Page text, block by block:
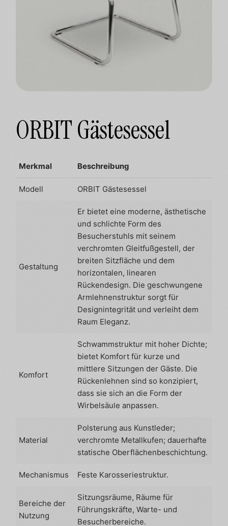
ORBIT Gästesessel
Merkmal Beschreibung
Modell ORBIT Gästesessel
Gestaltung
Er bietet eine moderne, ästhetische
und schlichte Form des
Besucherstuhls mit seinem
verchromten Gleitfußgestell, der
breiten Sitzfläche und dem
horizontalen, linearen
Rückendesign. Die geschwungene
Armlehnenstruktur sorgt für
Designintegrität und verleiht dem
Raum Eleganz.
Komfort
Schwammstruktur mit hoher Dichte;
bietet Komfort für kurze und
mittlere Sitzungen der Gäste. Die
Rückenlehnen sind so konzipiert,
dass sie sich an die Form der
Wirbelsäule anpassen.
Material
Polsterung aus Kunstleder;
verchromte Metallkufen; dauerhafte
statische Oberflächenbeschichtung.
Mechanismus Feste Karosseriestruktur.
Bereiche der
Nutzung
Sitzungsräume, Räume für
Führungskräfte, Warte- und
Besucherbereiche.